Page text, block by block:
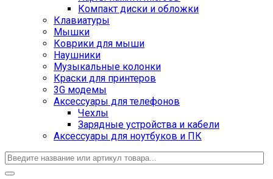
Компакт диски и обложки
Клавиатуры
Мышки
Коврики для мыши
Наушники
Музыкальные колонки
Краски для принтеров
3G модемы
Аксессуары для телефонов
Чехлы
Зарядные устройства и кабели
Аксессуары для ноутбуков и ПК